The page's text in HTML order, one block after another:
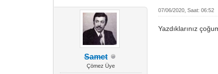
Samet
Çömez Üye
07/06/2020, Saat: 06:52
Yazdıklarınız